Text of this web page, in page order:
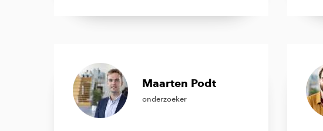
Maarten Podt
onderzoeker